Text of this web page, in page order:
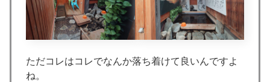
ただコレはコレでなんか落ち着けて良いんですよ
ね。